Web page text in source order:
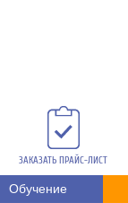
ЗАКАЗАТЬ ПРАЙС-ЛИСТ
Обучение